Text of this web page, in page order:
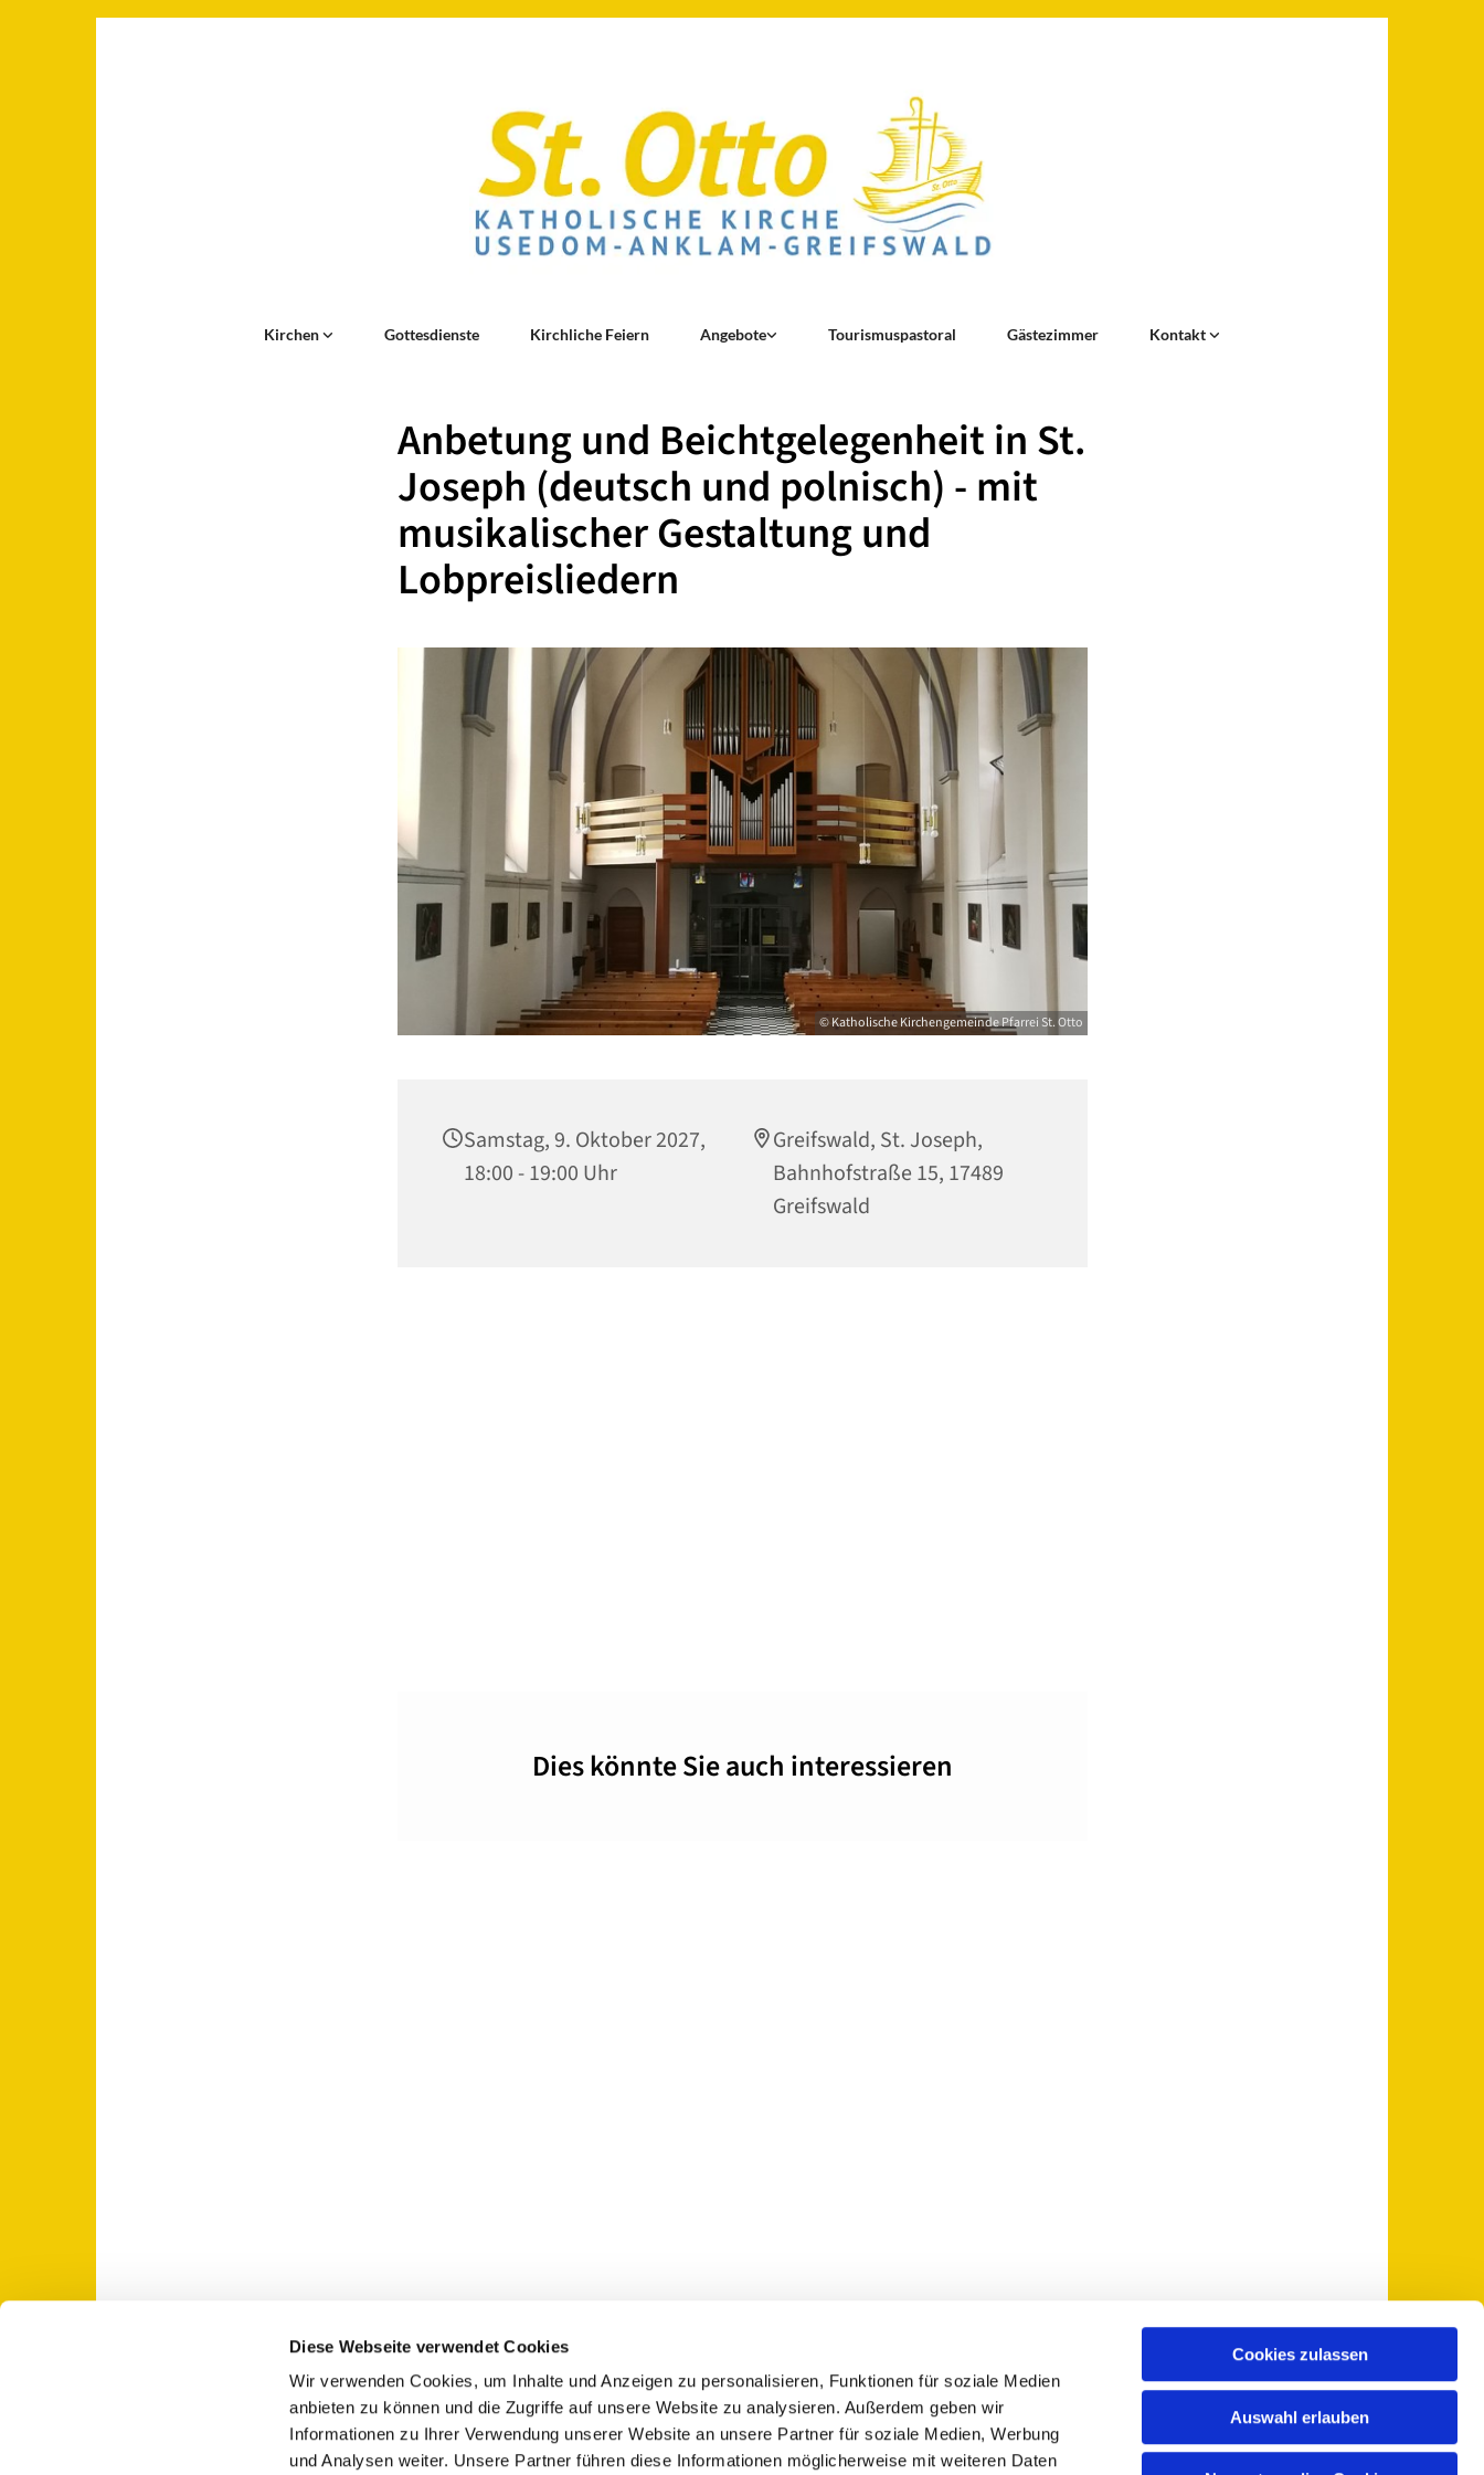
Diese Webseite verwendet Cookies
Wir verwenden Cookies, um Inhalte und Anzeigen zu personalisieren, Funktionen für soziale Medien
anbieten zu können und die Zugriffe auf unsere Website zu analysieren. Außerdem geben wir
Informationen zu Ihrer Verwendung unserer Website an unsere Partner für soziale Medien, Werbung
und Analysen weiter. Unsere Partner führen diese Informationen möglicherweise mit weiteren Daten
Cookies zulassen
Auswahl erlauben
Kirchen Gottesdienste Kirchliche Feiern Angebote Tourismuspastoral Gästezimmer Kontakt
Anbetung und Beichtgelegenheit in St.
Joseph (deutsch und polnisch) - mit
musikalischer Gestaltung und
Lobpreisliedern
© Katholische Kirchengemeinde Pfarrei St. Otto
Samstag, 9. Oktober 2027,
18:00 - 19:00 Uhr
Greifswald, St. Joseph,
Bahnhofstraße 15, 17489
Greifswald
Dies könnte Sie auch interessieren
St. Otto: Katholische Kirche Usedom-Anklam-Greifswald · Bahnhofstr. 15, 17489 Greifswald+49 3834 5735-0
pfarramt@sankt-otto.de
Kontaktinformationen
Impressum
Hinweisgebersystem